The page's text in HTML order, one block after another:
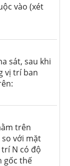
vào (xét
sát, sau khi
vị trí ban
trên
với mặt
N có độ
gốc thế